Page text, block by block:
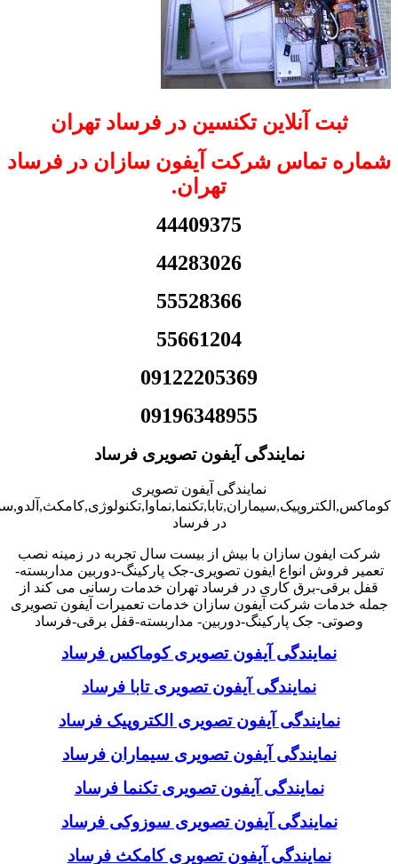
ثبت آنلاین تکنسین در فرساد تهران
شماره تماس شرکت آیفون سازان در فرساد
تهران.
44409375
44283026
55528366
55661204
09122205369
09196348955
نمایندگی آیفون تصویری فرساد
نمایندگی آیفون تصویری
در فرساد
شرکت ایفون سازان با بیش از بیست سال تجربه در زمینه نصب
تعمیر فروش انواع ایفون تصویری-جک پارکینگ-دوربین مداربسته-
قفل برقی-برق کاری در فرساد تهران خدمات رسانی می کند از
جمله خدمات شرکت آیفون سازان خدمات تعمیرات آیفون تصویری
وصوتی- جک پارکینگ-دوربین- مداربسته-قفل برقی-فرساد
نمایندگی آیفون تصویری کوماکس فرساد
نمایندگی آیفون تصویری تابا فرساد
نمایندگی آیفون تصویری الکتروپیک فرساد
نمایندگی آیفون تصویری سیماران فرساد
نمایندگی آیفون تصویری تکنما فرساد
نمایندگی آیفون تصویری سوزوکی فرساد
نمایندگی آیفون تصویری کامکث فرساد